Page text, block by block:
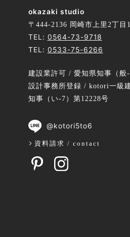
okazaki studio
〒444-2136 岡崎市上里2丁目
TEL: 0564-73-9718
TEL: 0533-75-6266
建設業許可 / 愛知県知事（般
設計事務所登録 / kotori一級
知事（い-7）第12228号
@kotori5to6
資料請求 / contact